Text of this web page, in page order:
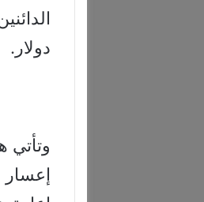
دولار.
وتأتي
إعسار